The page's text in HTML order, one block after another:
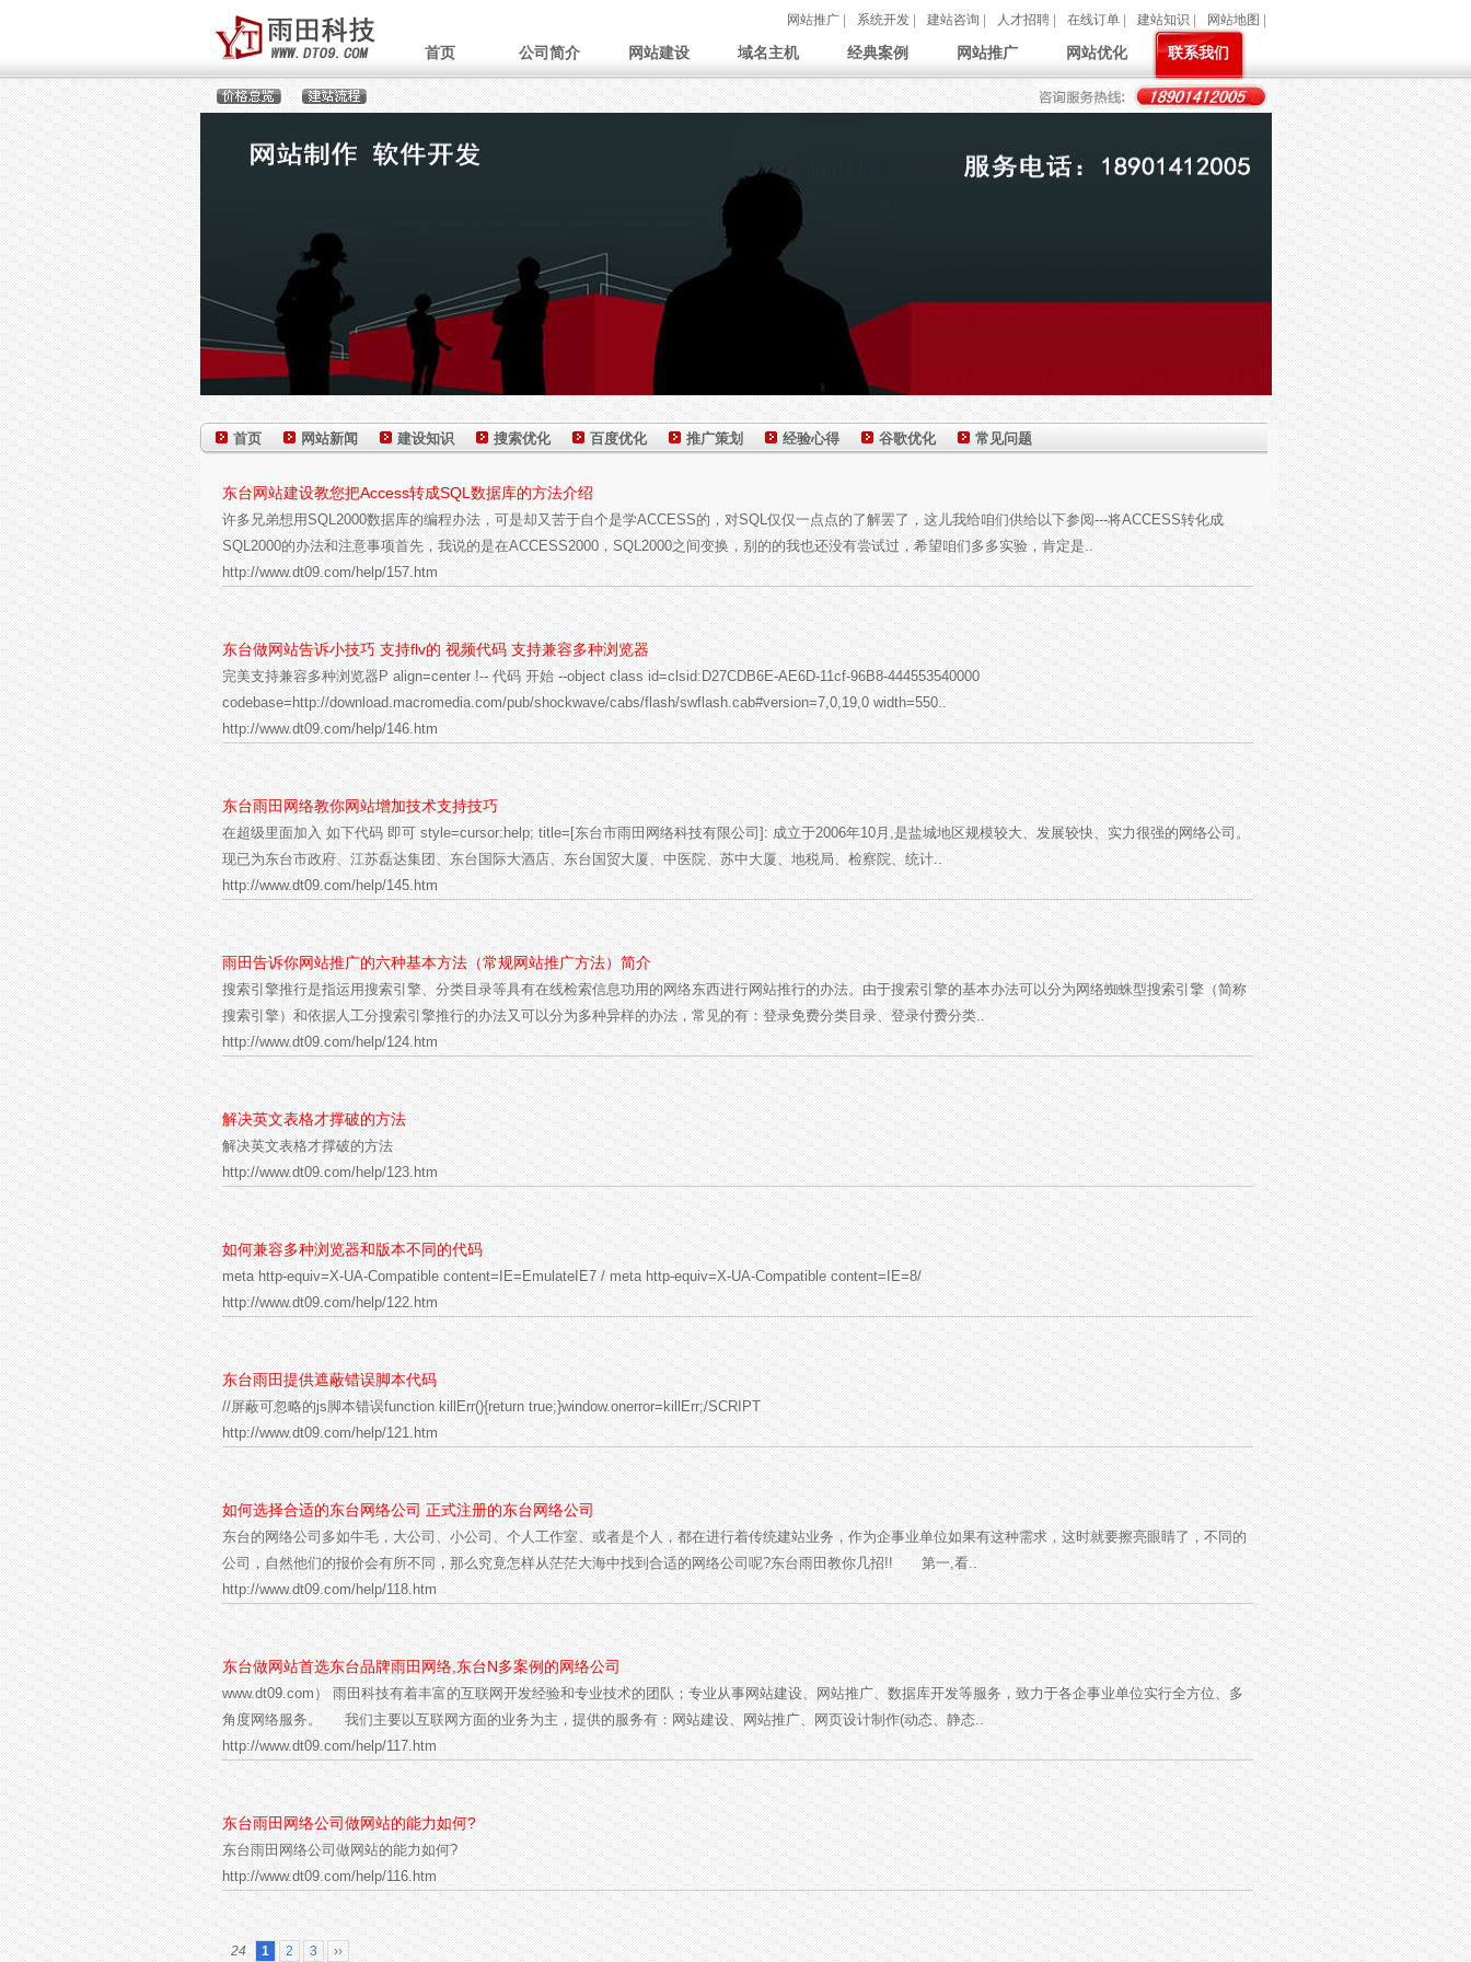
网站推广| 系统开发| 建站咨询 人才招聘| 在线订单| 建站知识 网站地图
首页 公司简介 网站建设 域名主机 经典案例 网站推广 网站优化 联系我们
首页 网站新闻 建设知识 搜索优化 百度优化 推广策划 经验心得 谷歌优化 常见问题
东台网站建设教您把Access转成SQL数据库的方法介绍
许多兄弟想用SQL2000数据库的编程办法，可是却又苦于自个是学ACCESS的，对SQL仅仅一点点的了解罢了，这儿我给咱们供给以下参阅---将ACCESS转化成
SQL2000的办法和注意事项首先，我说的是在ACCESS2000，SQL2000之间变换，别的的我也还没有尝试过，希望咱们多多实验，肯定是..
http://www.dt09.com/help/157.htm
东台做网站告诉小技巧 支持flv的 视频代码 支持兼容多种浏览器
完美支持兼容多种浏览器P align=center !-- 代码 开始 --object class id=clsid:D27CDB6E-AE6D-11cf-96B8-444553540000
codebase=http://download.macromedia.com/pub/shockwave/cabs/flash/swflash.cab#version=7,0,19,0 width=550..
http://www.dt09.com/help/146.htm
东台雨田网络教你网站增加技术支持技巧
在超级里面加入 如下代码 即可 style=cursor:help; title=[东台市雨田网络科技有限公司]: 成立于2006年10月,是盐城地区规模较大、发展较快、实力很强的网络公司。
现已为东台市政府、江苏磊达集团、东台国际大酒店、东台国贸大厦、中医院、苏中大厦、地税局、检察院、统计..
http://www.dt09.com/help/145.htm
雨田告诉你网站推广的六种基本方法（常规网站推广方法）简介
搜索引擎推行是指运用搜索引擎、分类目录等具有在线检索信息功用的网络东西进行网站推行的办法。由于搜索引擎的基本办法可以分为网络蜘蛛型搜索引擎（简称
搜索引擎）和依据人工分搜索引擎推行的办法又可以分为多种异样的办法，常见的有：登录免费分类目录、登录付费分类..
http://www.dt09.com/help/124.htm
解决英文表格才撑破的方法
解决英文表格才撑破的方法
http://www.dt09.com/help/123.htm
如何兼容多种浏览器和版本不同的代码
meta http-equiv=X-UA-Compatible content=IE=EmulateIE7 / meta http-equiv=X-UA-Compatible content=IE=8/
http://www.dt09.com/help/122.htm
东台雨田提供遮蔽错误脚本代码
//屏蔽可忽略的js脚本错误function killErr(){return true;}window.onerror=killErr;/SCRIPT
http://www.dt09.com/help/121.htm
如何选择合适的东台网络公司 正式注册的东台网络公司
东台的网络公司多如牛毛，大公司、小公司、个人工作室、或者是个人，都在进行着传统建站业务，作为企事业单位如果有这种需求，这时就要擦亮眼睛了，不同的
公司，自然他们的报价会有所不同，那么究竟怎样从茫茫大海中找到合适的网络公司呢?东台雨田教你几招!! 第一,看..
http://www.dt09.com/help/118.htm
东台做网站首选东台品牌雨田网络,东台N多案例的网络公司
www.dt09.com） 雨田科技有着丰富的互联网开发经验和专业技术的团队；专业从事网站建设、网站推广、数据库开发等服务，致力于各企事业单位实行全方位、多
角度网络服务。 我们主要以互联网方面的业务为主，提供的服务有：网站建设、网站推广、网页设计制作(动态、静态..
http://www.dt09.com/help/117.htm
东台雨田网络公司做网站的能力如何?
东台雨田网络公司做网站的能力如何?
http://www.dt09.com/help/116.htm
24 1 2 3 ››